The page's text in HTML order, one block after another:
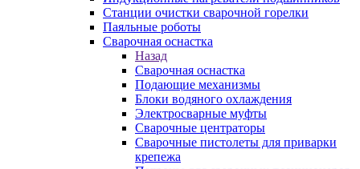
Станции очистки сварочной горелки
Паяльные роботы
Сварочная оснастка
Назад
Сварочная оснастка
Подающие механизмы
Блоки водяного охлаждения
Электросварные муфты
Сварочные центраторы
Сварочные пистолеты для приварки
крепежа